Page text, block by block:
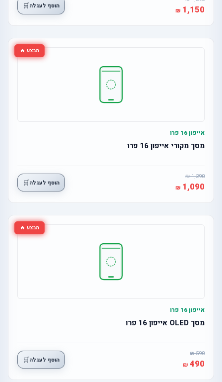
1,150 הוסף לעגלה🛒
מבצע 🔥
אייפון 16 פרו
מסך מקורי אייפון 16 פרו
1,290
1,090 הוסף לעגלה🛒
מבצע 🔥
אייפון 16 פרו
מסך OLED אייפון 16 פרו
590
490 הוסף לעגלה🛒